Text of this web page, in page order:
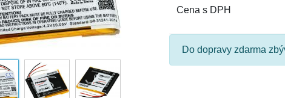
Cena s DPH
Do dopravy zdarma